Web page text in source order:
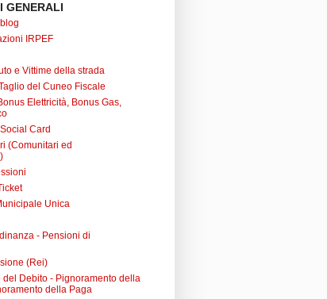
GENERALI
IRPEF
e Vittime della strada
del Cuneo Fiscale
Elettricità, Bonus Gas,
Card
(Comunitari ed
Unica
- Pensioni di
(Rei)
del Debito - Pignoramento della
della Paga